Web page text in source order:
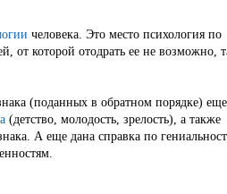
человека. Это место психология по
от которой отодрать ее не возможно,
(поданных в обратном порядке) еще
(детство, молодость, зрелость), а также
А еще дана справка по